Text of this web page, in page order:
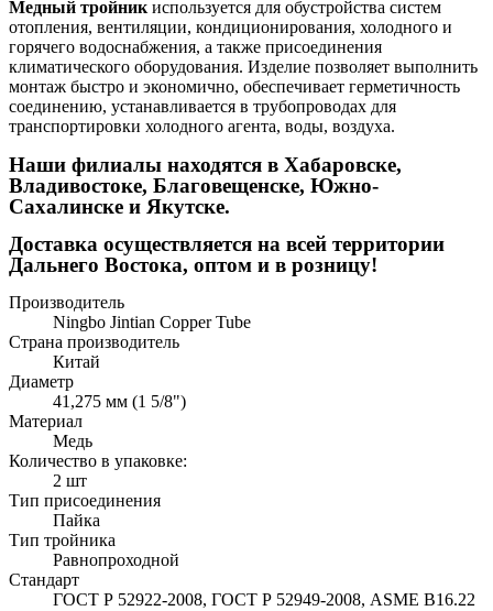
Медный тройник используется для обустройства систем
отопления, вентиляции, кондиционирования, холодного и
горячего водоснабжения, а также присоединения
климатического оборудования. Изделие позволяет выполнить
монтаж быстро и экономично, обеспечивает герметичность
соединению, устанавливается в трубопроводах для
транспортировки холодного агента, воды, воздуха.
Наши филиалы находятся в Хабаровске,
Владивостоке, Благовещенске, Южно-
Сахалинске и Якутске.
Доставка осуществляется на всей территории
Дальнего Востока, оптом и в розницу!
Производитель
Ningbo Jintian Copper Tube
Страна производитель
Китай
Диаметр
41,275 мм (1 5/8")
Материал
Медь
Количество в упаковке:
2 шт
Тип присоединения
Пайка
Тип тройника
Равнопроходной
Стандарт
ГОСТ Р 52922-2008, ГОСТ Р 52949-2008, ASME B16.22